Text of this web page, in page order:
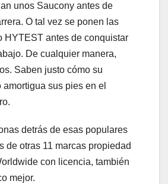
unos Saucony antes de
O tal vez se ponen las
HYTEST antes de conquistar
De cualquier manera,
Saben justo cómo su
sus pies en el
detrás de esas populares
de otras 11 marcas propiedad
con licencia, también
mejor.